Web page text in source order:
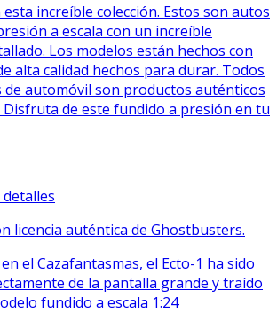
esta increíble colección. Estos son autos
a escala con un increíble
Los modelos están hechos con
alta calidad hechos para durar. Todos
de automóvil son productos auténticos
Disfruta de este fundido a presión en tu
detalles
licencia auténtica de Ghostbusters.
el Cazafantasmas, el Ecto-1 ha sido
de la pantalla grande y traído
fundido a escala 1:24